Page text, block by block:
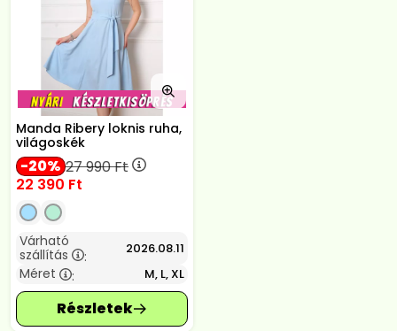
Manda Ribery loknis ruha,
világoskék
20 27 990Ft
22 390 Ft
Várható
szállítás
: 2026.08.11
Méret : M, L, XL